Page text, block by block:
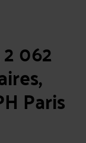
062
Paris